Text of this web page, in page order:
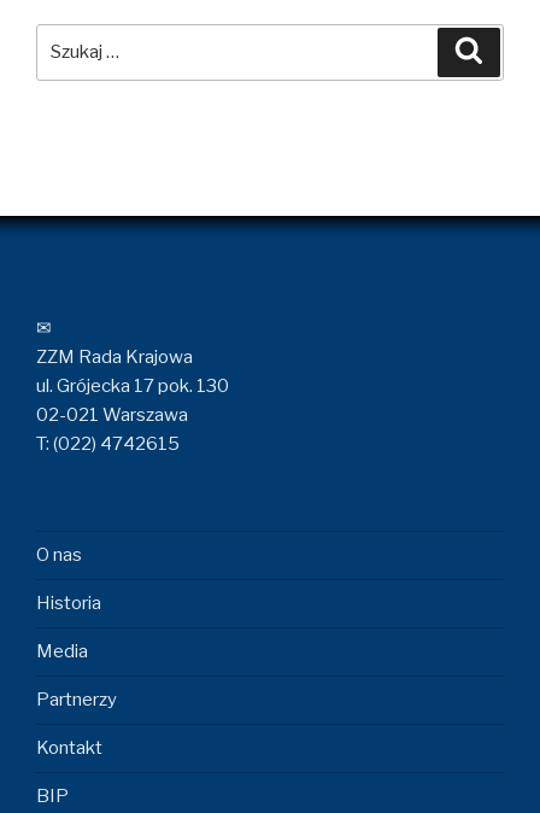
✉
ZZM Rada Krajowa
ul. Grójecka 17 pok. 130
02-021 Warszawa
T: (022) 4742615
O nas
Historia
Media
Partnerzy
Kontakt
BIP